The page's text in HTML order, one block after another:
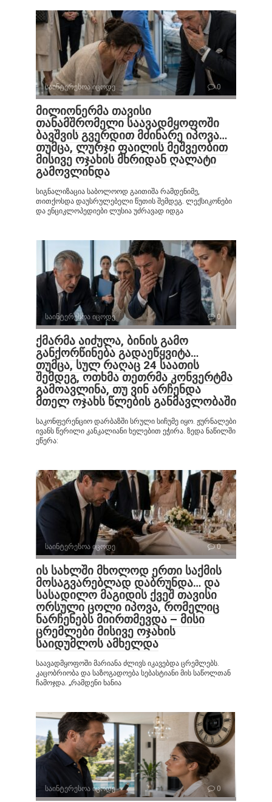
საინტერესოა იცოდე 0
მილიონერმა თავისი
თანამშრომელი საავადმყოფოში
ბავშვის გვერდით მძინარე იპოვა…
თუმცა, ლურჯი ფაილის მეშვეობით
მისივე ოჯახის მხრიდან ღალატი
გამოვლინდა
სიგნალიზაცია საბოლოოდ გაითიშა რამდენიმე,
თითქოსდა დაუსრულებელი წუთის შემდეგ. ლექსიკონები
და ენციკლოპედიები ლუსია უძრავად იდგა
საინტერესოა იცოდე 0
ქმარმა აიძულა, ბინის გამო
განქორწინება გადაეწყვიტა…
თუმცა, სულ რაღაც 24 საათის
შემდეგ, ოთხმა თეთრმა კონვერტმა
გამოავლინა, თუ ვინ არჩენდა
მთელ ოჯახს წლების განმავლობაში
საკონფერენციო დარბაზში სრული სიჩუმე იყო. ჟურნალები
ივანს წერილი კანკალიანი ხელებით ეჭირა. ზედა ნაწილში
ეწერა:
საინტერესოა იცოდე 0
ის სახლში მხოლოდ ერთი საქმის
მოსაგვარებლად დაბრუნდა… და
სასადილო მაგიდის ქვეშ თავისი
ორსული ცოლი იპოვა, რომელიც
ნარჩენებს მიირთმევდა – მისი
ცრემლები მისივე ოჯახის
საიდუმლოს ამხელდა
საავადმყოფოში მარიანა ძლივს იკავებდა ცრემლებს.
კაცობრიობა და საზოგადოება სებასტიანი მის საწოლთან
ჩამოჯდა. „რამდენი ხანია
საინტერესოა იცოდე 0